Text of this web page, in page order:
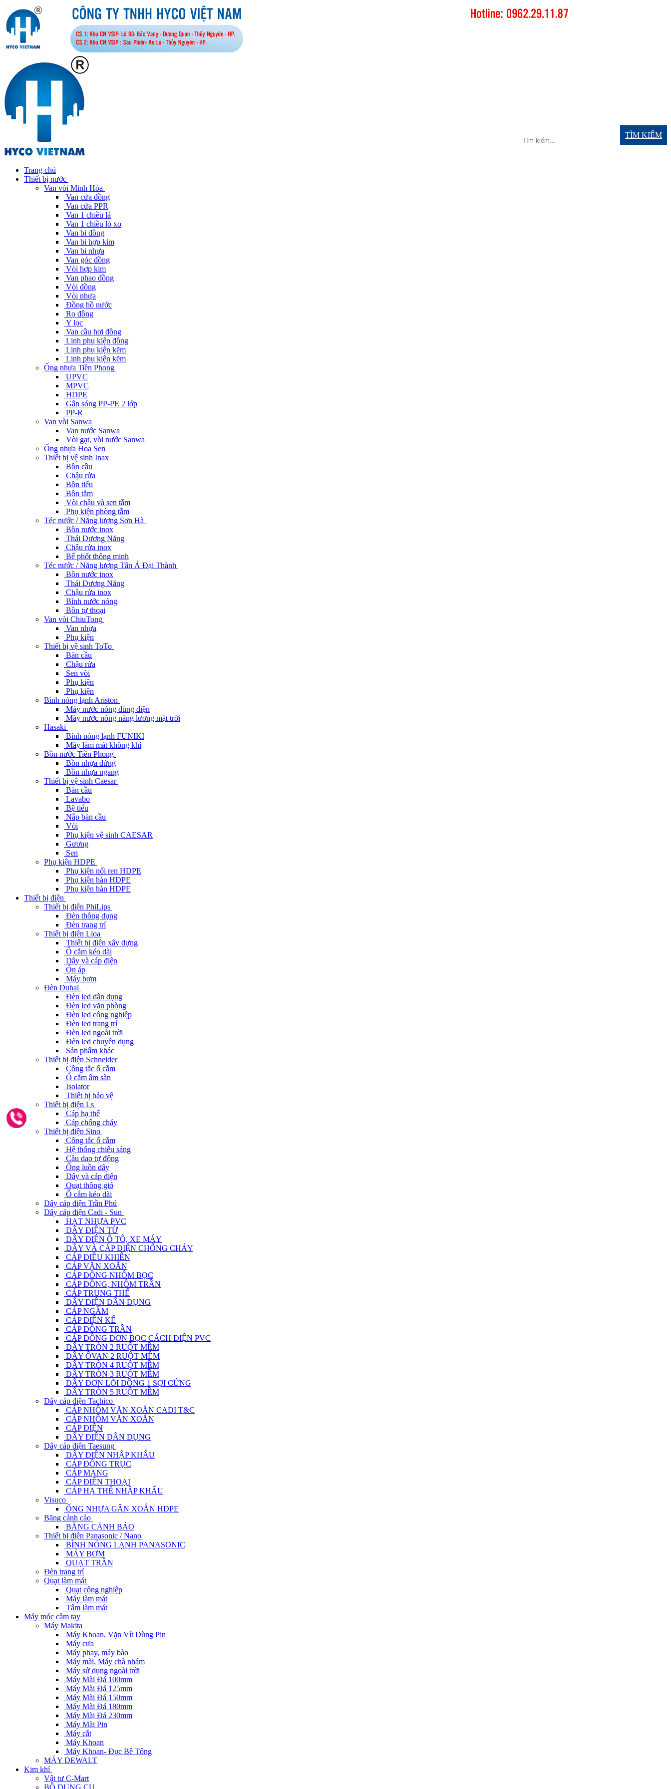
TÌM KIẾM
Trang chủ
Thiết bị nước
Van vòi Minh Hòa
Van cửa đồng
Van cửa PPR
Van 1 chiều lá
Van 1 chiều lò xo
Van bi đồng
Van bi hợp kim
Van bi nhựa
Van góc đồng
Vòi hợp kim
Van phao đồng
Vòi đồng
Vòi nhựa
Đồng hồ nước
Rọ đồng
Y lọc
Van cầu hơi đồng
Linh phụ kiện đồng
Linh phụ kiện kẽm
Linh phụ kiện kẽm
Ống nhựa Tiền Phong
UPVC
MPVC
HDPE
Gân sóng PP-PE 2 lớp
PP-R
Van vòi Sanwa
Van nước Sanwa
Vòi gạt, vòi nước Sanwa
Ống nhựa Hoa Sen
Thiết bị vệ sinh Inax
Bồn cầu
Chậu rửa
Bồn tiểu
Bồn tắm
Vòi chậu và sen tắm
Phụ kiện phòng tắm
Téc nước / Năng lượng Sơn Hà
Bồn nước inox
Thái Dương Năng
Chậu rửa inox
Bể phốt thông minh
Téc nước / Năng lượng Tân Á Đại Thành
Bồn nước inox
Thái Dương Năng
Chậu rửa inox
Bình nước nóng
Bồn tự thoại
Van vòi ChiuTong
Van nhựa
Phụ kiện
Thiết bị vệ sinh ToTo
Bàn cầu
Chậu rửa
Sen vòi
Phụ kiện
Phụ kiện
Bình nóng lạnh Ariston
Máy nước nóng dùng điện
Máy nước nóng năng lương mặt trời
Hasaki
Bình nóng lạnh FUNIKI
Máy làm mát không khí
Bồn nước Tiền Phong
Bồn nhựa đứng
Bồn nhựa ngang
Thiết bị vệ sinh Caesar
Bàn cầu
Lavabo
Bệ tiểu
Nắp bàn cầu
Vòi
Phụ kiện vệ sinh CAESAR
Gương
Sen
Phụ kiện HDPE
Phụ kiện nối ren HDPE
Phụ kiện hàn HDPE
Phụ kiện hàn HDPE
Thiết bị điện
Thiết bị điện PhiLips
Đèn thông dụng
Đèn trang trí
Thiết bị điện Lioa
Thiết bị điện xây dựng
Ổ cắm kéo dài
Dây và cáp điện
Ổn áp
Máy bơm
Đèn Duhal
Đèn led dân dụng
Đèn led văn phòng
Đèn led công nghiệp
Đèn led trang trí
Đèn led ngoài trời
Đèn led chuyên dụng
Sản phẩm khác
Thiết bị điện Schneider
Công tắc ổ cắm
Ổ cắm âm sàn
Isolator
Thiết bị bảo vệ
Thiết bị điện Ls
Cáp hạ thế
Cáp chống cháy
Thiết bị điện Sino
Công tắc ổ cắm
Hệ thống chiếu sáng
Cầu dao tự động
Ống luồn dây
Dây và cáp điện
Quạt thông gió
Ổ cắm kéo dài
Dây cáp điện Trần Phú
Dây cáp điện Cadi - Sun
HẠT NHỰA PVC
DÂY ĐIỆN TỪ
DÂY ĐIỆN Ô TÔ, XE MÁY
DÂY VÀ CÁP ĐIỆN CHỐNG CHÁY
CÁP ĐIỀU KHIỂN
CÁP VẶN XOẮN
CÁP ĐỒNG NHÔM BỌC
CÁP ĐỒNG, NHÔM TRẦN
CÁP TRUNG THẾ
DÂY ĐIỆN DÂN DỤNG
CÁP NGẦM
CÁP ĐIỆN KẾ
CÁP ĐỒNG TRẦN
CÁP ĐỒNG ĐƠN BỌC CÁCH ĐIỆN PVC
DÂY TRÒN 2 RUỘT MỀM
DÂY ÔVAN 2 RUỘT MỀM
DÂY TRÒN 4 RUỘT MỀM
DÂY TRÒN 3 RUỘT MỀM
DÂY ĐƠN LÕI ĐỒNG 1 SỢI CỨNG
DÂY TRÒN 5 RUỘT MỀM
Dây cáp điện Tachico
CÁP NHÔM VẶN XOẮN CADI T&C
CÁP NHÔM VẶN XOẮN
CÁP ĐIỆN
DÂY ĐIỆN DÂN DỤNG
Dây cáp điện Taesung
DÂY ĐIỆN NHẬP KHẨU
CÁP ĐỒNG TRỤC
CÁP MẠNG
CÁP ĐIỆN THOẠI
CÁP HẠ THẾ NHẬP KHẨU
Visuco
ỐNG NHỰA GÂN XOẮN HDPE
Băng cảnh cáo
BĂNG CẢNH BÁO
Thiết bị điện Panasonic / Nano
BÌNH NÓNG LẠNH PANASONIC
MÁY BƠM
QUẠT TRẦN
Đèn trang trí
Quạt làm mát
Quạt công nghiệp
Máy làm mát
Tấm làm mát
Máy móc cầm tay
Máy Makita
Máy Khoan, Vặn Vít Dùng Pin
Máy cưa
Máy phay, máy bào
Máy mài, Máy chà nhám
Máy sử dụng ngoài trời
Máy Mài Đá 100mm
Máy Mài Đá 125mm
Máy Mài Đá 150mm
Máy Mài Đá 180mm
Máy Mài Đá 230mm
Máy Mài Pin
Máy cắt
Máy Khoan
Máy Khoan- Đục Bê Tông
MÁY DEWALT
Kim khí
Vật tư C-Mart
BỘ DỤNG CỤ
Gọi ngay 0962291187